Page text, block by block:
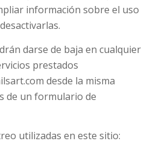
información sobre el uso
darse de baja en cualquier
prestados
desde la misma
de un formulario de
utilizadas en este sitio: